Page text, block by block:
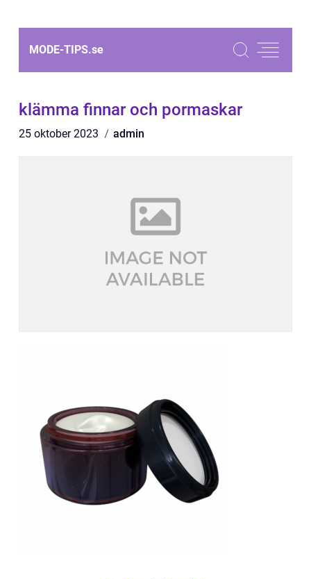
MODE-TIPS.se
klämma finnar och pormaskar
25 oktober 2023 admin